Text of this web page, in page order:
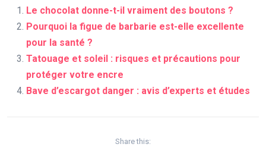
Le chocolat donne-t-il vraiment des boutons ?
Pourquoi la figue de barbarie est-elle excellente
pour la santé ?
Tatouage et soleil : risques et précautions pour
protéger votre encre
Bave d’escargot danger : avis d’experts et études
Share this: